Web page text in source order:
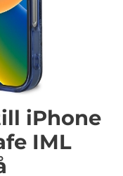
iPhone
IML